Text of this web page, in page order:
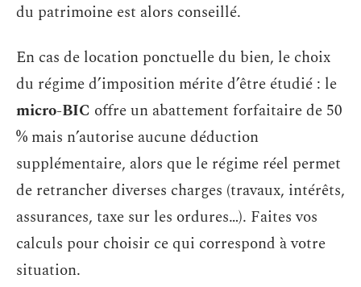
du patrimoine est alors conseillé.
En cas de location ponctuelle du bien, le choix
du régime d’imposition mérite d’être étudié : le
micro-BIC offre un abattement forfaitaire de 50
% mais n’autorise aucune déduction
supplémentaire, alors que le régime réel permet
de retrancher diverses charges (travaux, intérêts,
assurances, taxe sur les ordures…). Faites vos
calculs pour choisir ce qui correspond à votre
situation.